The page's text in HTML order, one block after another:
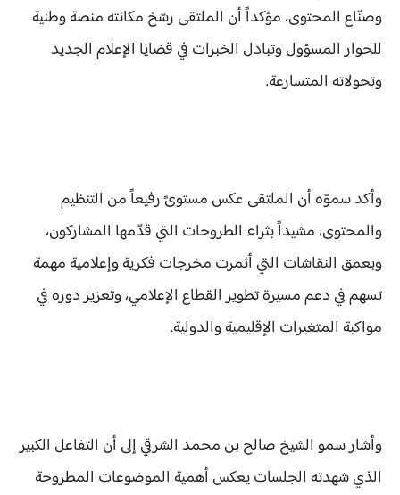
وصنّاع المحتوى، مؤكداً أن الملتقى رسّخ مكانته منصة وطنية
للحوار المسؤول وتبادل الخبرات في قضايا الإعلام الجديد
وتحولاته المتسارعة.
وأكد سموّه أن الملتقى عكس مستوىً رفيعاً من التنظيم
والمحتوى، مشيداً بثراء الطروحات التي قدّمها المشاركون،
وبعمق النقاشات التي أثمرت مخرجات فكرية وإعلامية مهمة
تسهم في دعم مسيرة تطوير القطاع الإعلامي، وتعزيز دوره في
مواكبة المتغيرات الإقليمية والدولية.
وأشار سمو الشيخ صالح بن محمد الشرقي إلى أن التفاعل الكبير
الذي شهدته الجلسات يعكس أهمية الموضوعات المطروحة